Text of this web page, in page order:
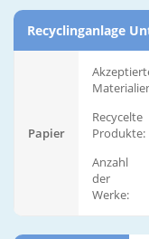
Recyclinganlage
Papier
Recycelte
Produkte:
Anzahl
der
Werke: